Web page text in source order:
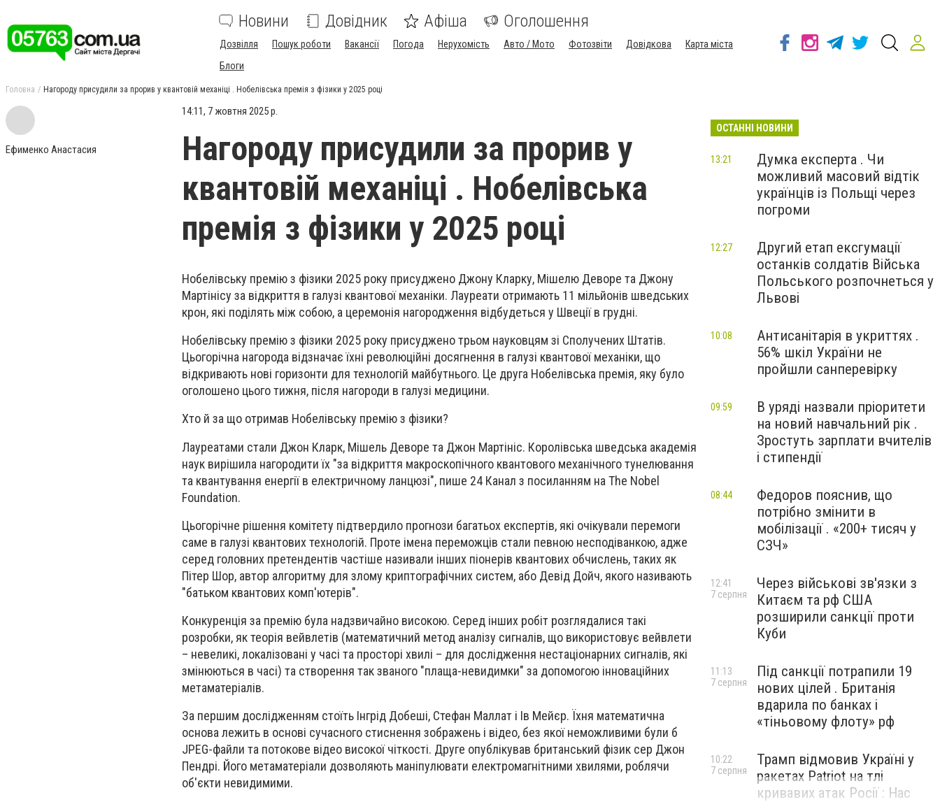
Новини Довідник Афіша Оголошення
Дозвілля Пошук роботи Вакансії Погода Нерухомість Авто / Мото Фотозвіти Довідкова
Карта міста
Блоги
Головна Нагороду присудили за прорив у квантовій механіці . Нобелівська премія з фізики у 2025 році
Ефименко Анастасия
14:11, 7 жовтня 2025 р.
Нагороду присудили за прорив у
квантовій механіці . Нобелівська
премія з фізики у 2025 році
Нобелівську премію з фізики 2025 року присуджено Джону Кларку, Мішелю Деворе та Джону
Мартінісу за відкриття в галузі квантової механіки. Лауреати отримають 11 мільйонів шведських
крон, які поділять між собою, а церемонія нагородження відбудеться у Швеції в грудні.
Нобелівську премію з фізики 2025 року присуджено трьом науковцям зі Сполучених Штатів.
Цьогорічна нагорода відзначає їхні революційні досягнення в галузі квантової механіки, що
відкривають нові горизонти для технологій майбутнього. Це друга Нобелівська премія, яку було
оголошено цього тижня, після нагороди в галузі медицини.
Хто й за що отримав Нобелівську премію з фізики?
Лауреатами стали Джон Кларк, Мішель Деворе та Джон Мартініс. Королівська шведська академія
наук вирішила нагородити їх "за відкриття макроскопічного квантового механічного тунелювання
та квантування енергії в електричному ланцюзі", пише 24 Канал з посиланням на The Nobel
Foundation.
Цьогорічне рішення комітету підтвердило прогнози багатьох експертів, які очікували перемоги
саме в галузі квантових технологій. Проте імена переможців стали певною несподіванкою, адже
серед головних претендентів частіше називали інших піонерів квантових обчислень, таких як
Пітер Шор, автор алгоритму для злому криптографічних систем, або Девід Дойч, якого називають
"батьком квантових комп'ютерів".
Конкуренція за премію була надзвичайно високою. Серед інших робіт розглядалися такі
розробки, як теорія вейвлетів (математичний метод аналізу сигналів, що використовує вейвлети
– невеликі, локалізовані у часі та просторі хвилі – для дослідження нестаціонарних сигналів, які
змінюються в часі) та створення так званого "плаща-невидимки" за допомогою інноваційних
метаматеріалів.
За першим дослідженням стоїть Інгрід Добеші, Стефан Маллат і Ів Мейєр. Їхня математична
основа лежить в основі сучасного стиснення зображень і відео, без якої неможливими були б
JPEG-файли та потокове відео високої чіткості. Друге опублікував британський фізик сер Джон
Пендрі. Його метаматеріали дозволяють маніпулювати електромагнітними хвилями, роблячи
об'єкти невидимими.
ОСТАННІ НОВИНИ
Думка експерта . Чи
можливий масовий відтік
українців із Польщі через
погроми
13:21
Другий етап ексгумації
останків солдатів Війська
Польського розпочнеться у
Львові
12:27
Антисанітарія в укриттях .
56% шкіл України не
пройшли санперевірку
10:08
В уряді назвали пріоритети
на новий навчальний рік .
Зростуть зарплати вчителів
і стипендії
09:59
Федоров пояснив, що
потрібно змінити в
мобілізації . «200+ тисяч у
СЗЧ»
08:44
Через військові зв'язки з
Китаєм та рф США
розширили санкції проти
Куби
12:41
7 серпня
Під санкції потрапили 19
нових цілей . Британія
вдарила по банках і
«тіньовому флоту» рф
11:13
7 серпня
Трамп відмовив Україні у
ракетах Patriot на тлі
кривавих атак Росії : Нас
10:22
7 серпня